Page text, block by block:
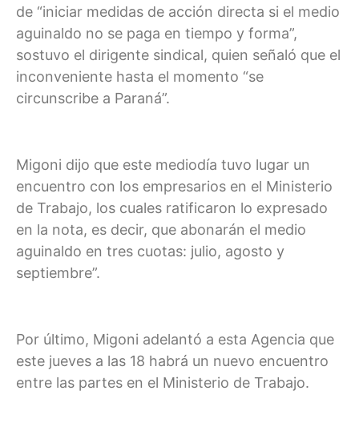
de “iniciar medidas de acción directa si el medio
aguinaldo no se paga en tiempo y forma”,
sostuvo el dirigente sindical, quien señaló que el
inconveniente hasta el momento “se
circunscribe a Paraná”.
Migoni dijo que este mediodía tuvo lugar un
encuentro con los empresarios en el Ministerio
de Trabajo, los cuales ratificaron lo expresado
en la nota, es decir, que abonarán el medio
aguinaldo en tres cuotas: julio, agosto y
septiembre”.
Por último, Migoni adelantó a esta Agencia que
este jueves a las 18 habrá un nuevo encuentro
entre las partes en el Ministerio de Trabajo.